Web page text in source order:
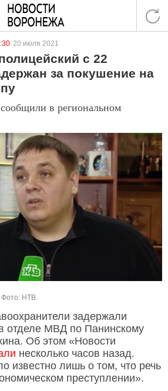
20 июля 2021
с 22
за покушение на
в региональном
Фото: НТВ.
задержали
отделе МВД по Панинскому
Об этом «Новости
несколько часов назад.
известно лишь о том, что речь
преступлении».